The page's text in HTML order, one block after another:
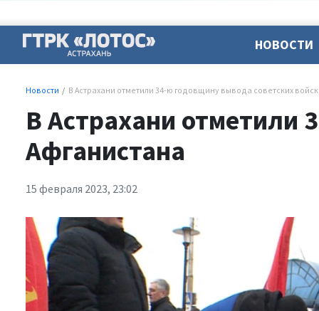
НОВОСТИ
Новости В Астрахани отметили 34-ю годовщину вывода советских
В Астрахани отметили
Афганистана
15 февраля 2023, 23:02